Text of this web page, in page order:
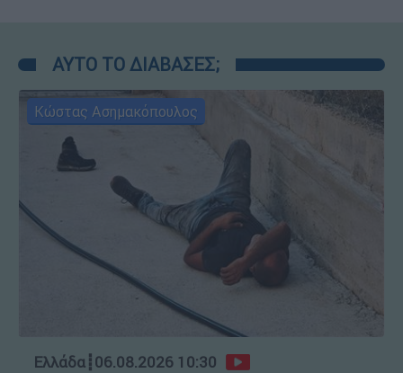
ΑΥΤΟ ΤΟ ΔΙΑΒΑΣΕΣ;
Κώστας Ασημακόπουλος
Ελλάδα┋06.08.2026 10:30